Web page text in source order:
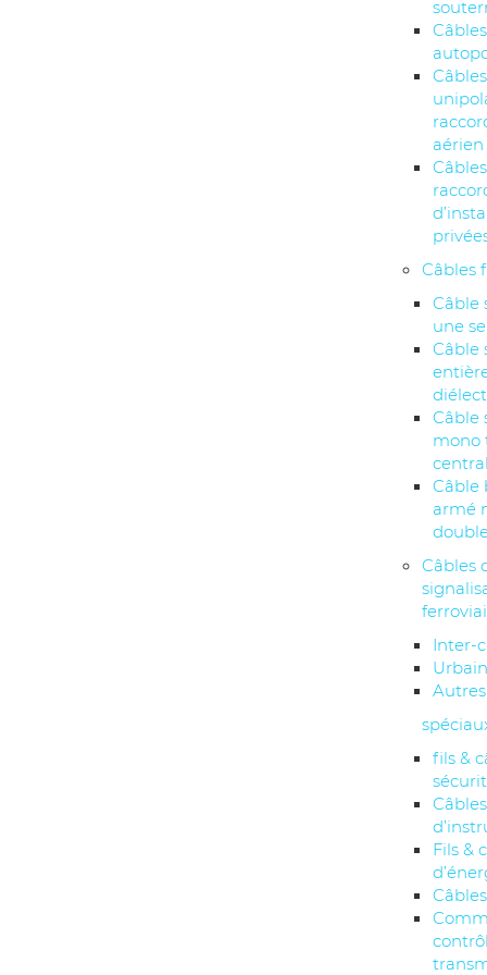
Câbles
aérien
Câbles
Câble
une
Câble
Câble
mono
Câble
armé
Câbles
Inter-
Autres
fils &
Câbles
Fils &